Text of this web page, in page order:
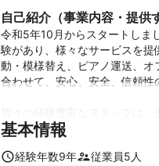
自己紹介（事業内容・提供
令和5年10月からスタートしま
験があり、様々なサービスを
動・模様替え、ピアノ運送、
合わせて、安心、安全、信頼性
ち、提供する全てのサービスで
基本情報
経験年数9年 従業員5 人